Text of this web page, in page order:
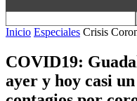
Inicio Especiales Crisis
COVID19:
ayer y hoy casi